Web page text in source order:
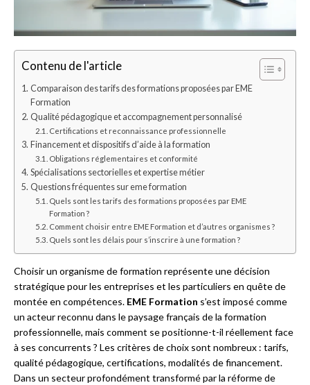
Contenu de l'article
Comparaison des tarifs des formations proposées par EME
Formation
Qualité pédagogique et accompagnement personnalisé
Certifications et reconnaissance professionnelle
Financement et dispositifs d’aide à la formation
Obligations réglementaires et conformité
Spécialisations sectorielles et expertise métier
Questions fréquentes sur eme formation
Quels sont les tarifs des formations proposées par EME
Formation ?
Comment choisir entre EME Formation et d’autres organismes ?
Quels sont les délais pour s’inscrire à une formation ?
Choisir un organisme de formation représente une décision
stratégique pour les entreprises et les particuliers en quête de
montée en compétences. EME Formation s’est imposé comme
un acteur reconnu dans le paysage français de la formation
professionnelle, mais comment se positionne-t-il réellement face
à ses concurrents ? Les critères de choix sont nombreux : tarifs,
qualité pédagogique, certifications, modalités de financement.
Dans un secteur profondément transformé par la réforme de